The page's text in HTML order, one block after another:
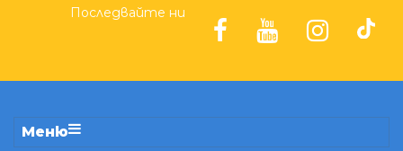
Последвайте ни
Меню